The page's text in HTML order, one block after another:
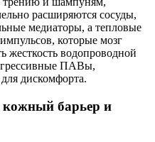
расширяются сосуды,
медиаторы, а тепловые
которые мозг
жесткость водопроводной
ПАВы,
дискомфорта.
кожный барьер и